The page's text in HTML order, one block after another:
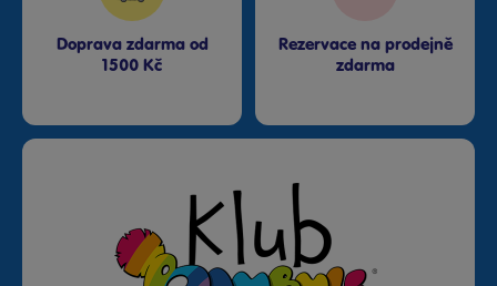
Doprava zdarma od
1500 Kč
Rezervace na prodejně
zdarma